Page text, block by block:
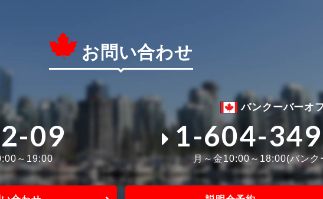
お問い合わせ
09
～19:00
バンクーバーオ
1-604-
月～金10:00～18:00(バンク